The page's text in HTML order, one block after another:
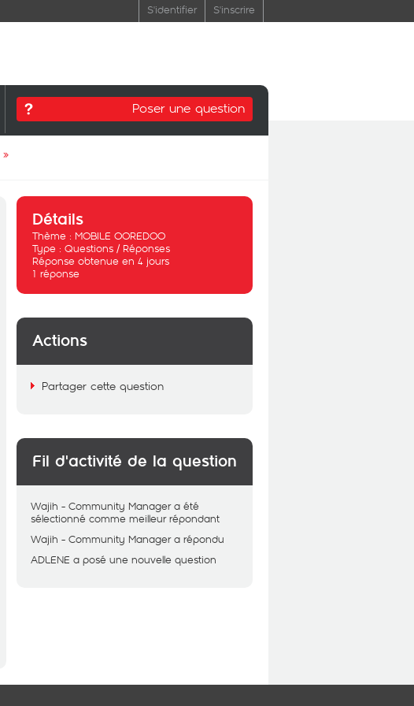
S'identifier S'inscrire
Poser une question
»
Détails
Thème : MOBILE OOREDOO
Type : Questions / Réponses
Réponse obtenue en 4 jours
1 réponse
Actions
Partager cette question
Fil d'activité de la question
Wajih - Community Manager a été
sélectionné comme meilleur répondant
Wajih - Community Manager a répondu
ADLENE a posé une nouvelle question